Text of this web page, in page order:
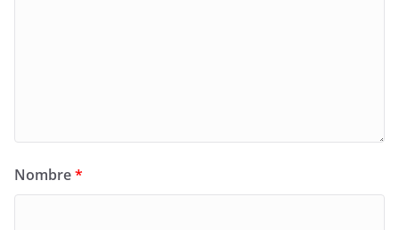
Nombre*